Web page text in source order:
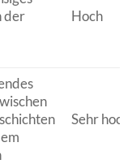
der
Hoch
Sehr hoch